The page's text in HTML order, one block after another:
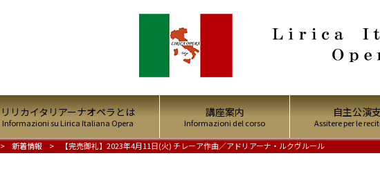
リリカイタリアーナオペラとは
Informazioni su Lirica Italiana Opera
講座案内
Informazioni del corso
自主公演
Assitere per le
> 新着情報 > 【完売御礼】2023年4月11日(火) チレーア作曲／アドリアーナ・ルクヴルール